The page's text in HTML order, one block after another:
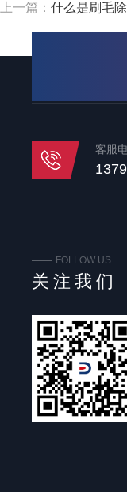
上一篇： 什么是刷毛
客服
FOLLOW US
关注我们